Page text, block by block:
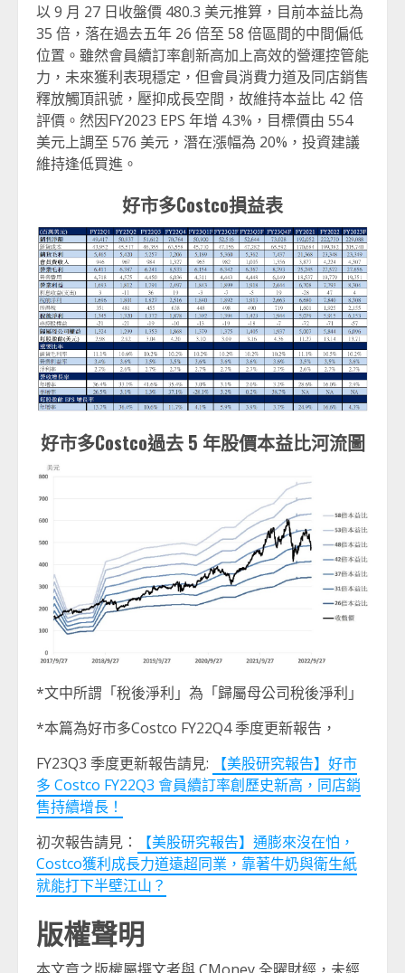
以 9 月 27 日收盤價 480.3 美元推算，目前本益比為
35 倍，落在過去五年 26 倍至 58 倍區間的中間偏低
位置。雖然會員續訂率創新高加上高效的營運控管能
力，未來獲利表現穩定，但會員消費力道及同店銷售
釋放觸頂訊號，壓抑成長空間，故維持本益比 42 倍
評價。然因FY2023 EPS 年增 4.3%，目標價由 554
美元上調至 576 美元，潛在漲幅為 20%，投資建議
維持逢低買進。
好市多Costco損益表
好市多Costco過去 5 年股價本益比河流圖
*文中所謂「稅後淨利」為「歸屬母公司稅後淨利」
*本篇為好市多Costco FY22Q4 季度更新報告，
FY23Q3 季度更新報告請見:
【美股研究報告】好市
多 Costco FY22Q3 會員續訂率創歷史新高，同店銷
售持續增長！
初次報告請見：
【美股研究報告】通膨來沒在怕，
Costco獲利成長力道遠超同業，靠著牛奶與衛生紙
就能打下半壁江山？
版權聲明